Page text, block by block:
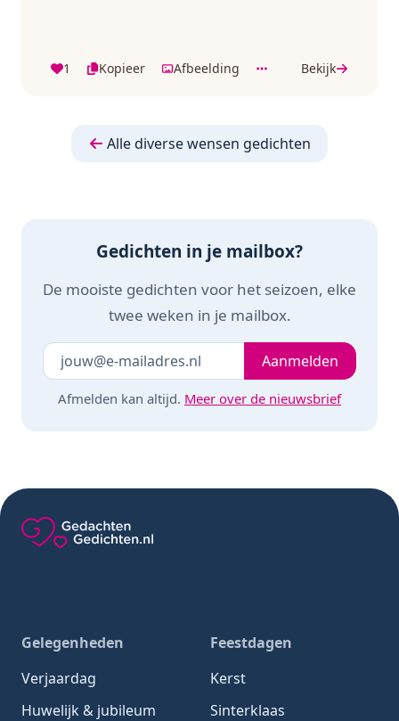
1 Kopieer Afbeelding Bekijk
Alle diverse wensen gedichten
Gedichten in je mailbox?
De mooiste gedichten voor het seizoen, elke
twee weken in je mailbox.
Laat dit veld leeg Je e-mailadresAanmelden
Afmelden kan altijd. Meer over de nieuwsbrief
Gelegenheden
Verjaardag
Huwelijk & jubileum
Feestdagen
Kerst
Sinterklaas